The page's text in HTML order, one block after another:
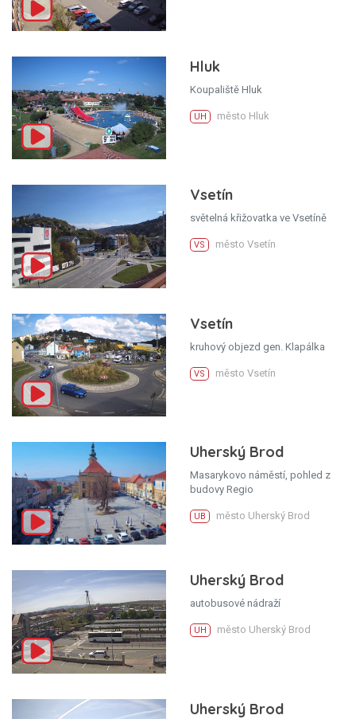
Hluk
Koupaliště Hluk
UH město Hluk
Vsetín
světelná křižovatka ve Vsetíně
VS město Vsetín
Vsetín
kruhový objezd gen. Klapálka
VS město Vsetín
Uherský Brod
Masarykovo náměstí, pohled z
budovy Regio
UB město Uherský Brod
Uherský Brod
autobusové nádraží
UH město Uherský Brod
Uherský Brod